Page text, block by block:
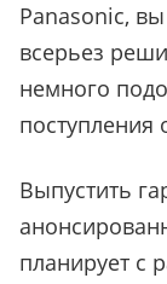
Panasonic,
всерьез
немного
поступления
Выпустить
планирует с